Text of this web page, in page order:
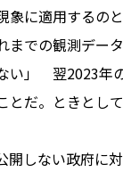
象に適用するの
までの観測デー
い」 翌2023年
とだ。ときとし
しない政府に